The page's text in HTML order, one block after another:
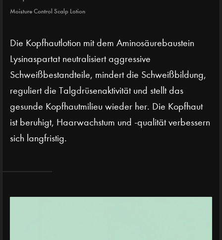
Moisture Control Scalp Lotion
Die Kopfhautlotion mit dem Aminosäurebaustein
Lysinaspartat neutralisiert aggressive
Schweißbestandteile, mindert die Schweißbildung,
reguliert die Talgdrüsenaktivität und stellt das
gesunde Kopfhautmilieu wieder her. Die Kopfhaut
ist beruhigt, Haarwachstum und -qualität verbessern
sich langfristig.